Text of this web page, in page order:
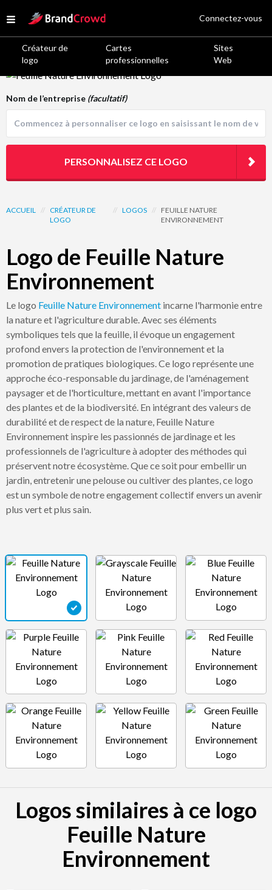
Open menu
Site Logo
Créateur de
logo
Cartes
professionnelles
Sites
Web
Connectez-vous
Logo Template Preview
ACCUEIL // CRÉATEUR DE
LOGO
// LOGOS //
FEUILLE NATURE
ENVIRONNEMENT
Logo de Feuille Nature
Environnement
Le logo Feuille Nature Environnement incarne l'harmonie entre
la nature et l'agriculture durable. Avec ses éléments
symboliques tels que la feuille, il évoque un engagement
profond envers la protection de l'environnement et la
promotion de pratiques biologiques. Ce logo représente une
approche éco-responsable du jardinage, de l'aménagement
paysager et de l'horticulture, mettant en avant l'importance
des plantes et de la biodiversité. En intégrant des valeurs de
durabilité et de respect de la nature, Feuille Nature
Environnement inspire les passionnés de jardinage et les
professionnels de l'agriculture à adopter des méthodes qui
préservent notre écosystème. Que ce soit pour embellir un
jardin, entretenir une pelouse ou cultiver des plantes, ce logo
est un symbole de notre engagement collectif envers un avenir
plus vert et plus sain.
Nom de l’entreprise (facultatif)
PERSONNALISEZ CE LOGO
Logos similaires à ce logo
Feuille Nature
Environnement